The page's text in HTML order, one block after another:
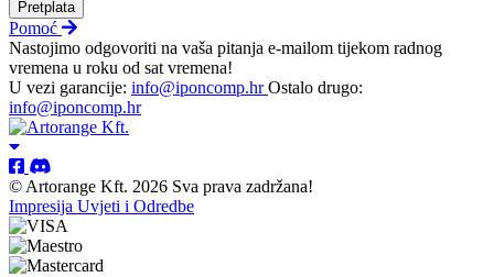
Pretplata
Pomoć
Nastojimo odgovoriti na vaša pitanja e-mailom tijekom radnog
vremena u roku od sat vremena!
U vezi garancije: info@iponcomp.hrOstalo drugo:
info@iponcomp.hr
© Artorange Kft. 2026 Sva prava zadržana!
Impresija Uvjeti i Odredbe